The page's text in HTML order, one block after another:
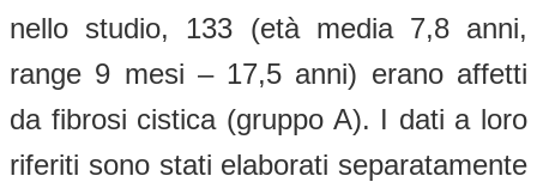
nello studio, 133 (età media 7,8 anni,
range 9 mesi – 17,5 anni) erano affetti
da fibrosi cistica (gruppo A). I dati a loro
riferiti sono stati elaborati separatamente